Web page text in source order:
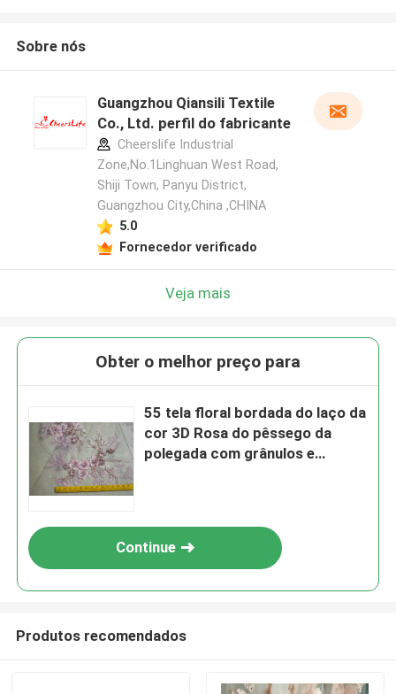
Sobre nós
Guangzhou Qiansili Textile
Co., Ltd. perfil do fabricante
Cheerslife Industrial
Zone,No.1Linghuan West Road,
Shiji Town, Panyu District,
Guangzhou City,China ,CHINA
5.0
Fornecedor verificado
Veja mais
Obter o melhor preço para
55 tela floral bordada do laço da
cor 3D Rosa do pêssego da
polegada com grânulos e
Continue
Produtos recomendados